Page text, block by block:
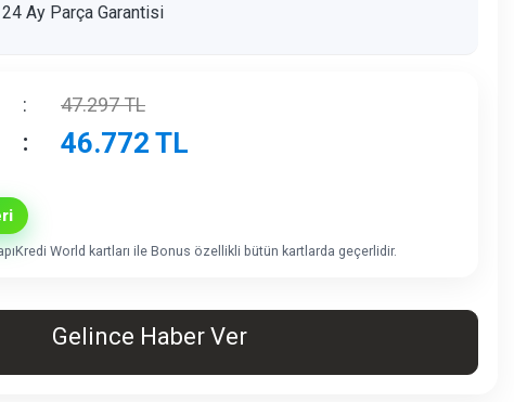
24 Ay Parça Garantisi
: 47.297TL
: 46.772 TL
World kartları ile Bonus özellikli bütün kartlarda geçerlidir.
Gelince Haber Ver